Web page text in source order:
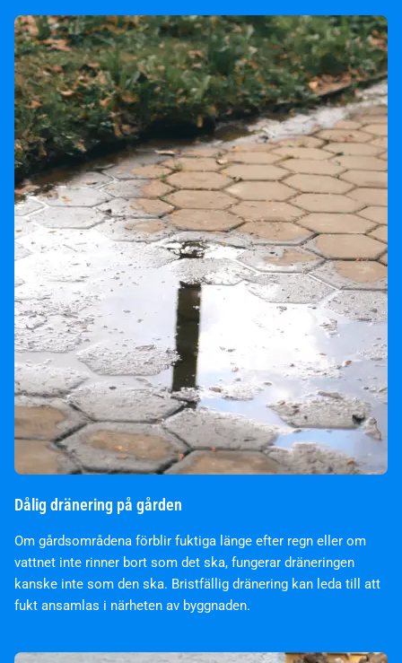
Dålig dränering på gården
Om gårdsområdena förblir fuktiga länge efter regn eller om
vattnet inte rinner bort som det ska, fungerar dräneringen
kanske inte som den ska. Bristfällig dränering kan leda till att
fukt ansamlas i närheten av byggnaden.